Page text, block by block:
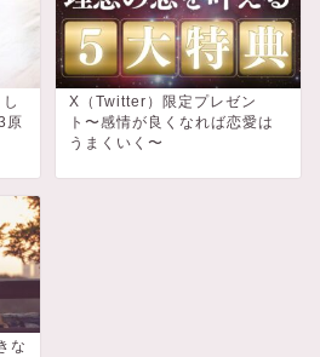
原
X（Twitter）限定プレゼン
ト〜感情が良くなれば恋愛は
うまくいく〜
な